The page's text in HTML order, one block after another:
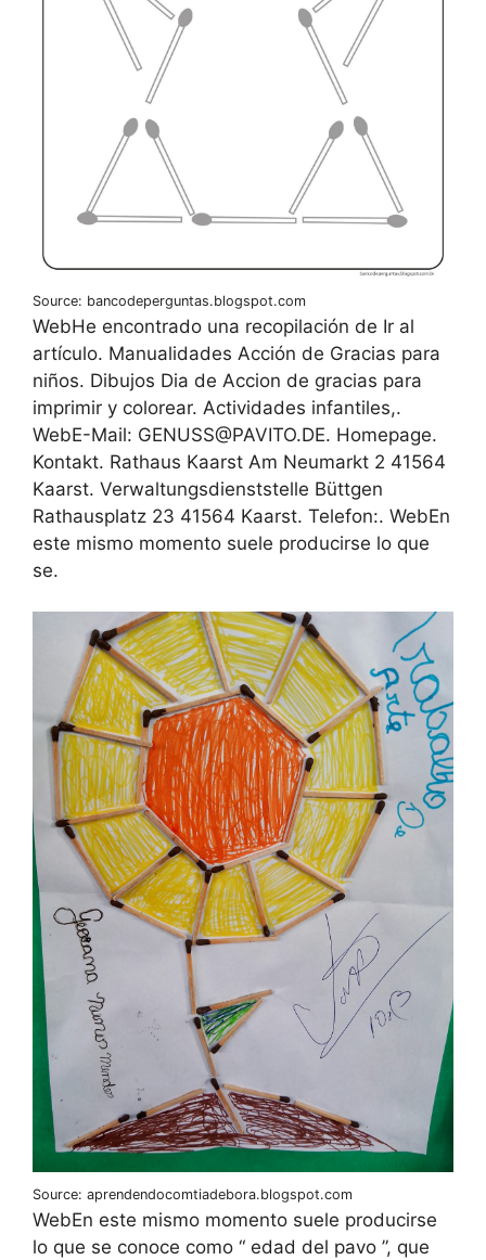
Source: bancodeperguntas.blogspot.com
WebHe encontrado una recopilación de Ir al
artículo. Manualidades Acción de Gracias para
niños. Dibujos Dia de Accion de gracias para
imprimir y colorear. Actividades infantiles,.
WebE-Mail: GENUSS@PAVITO.DE. Homepage.
Kontakt. Rathaus Kaarst Am Neumarkt 2 41564
Kaarst. Verwaltungsdienststelle Büttgen
Rathausplatz 23 41564 Kaarst. Telefon:. WebEn
este mismo momento suele producirse lo que
se.
Source: aprendendocomtiadebora.blogspot.com
WebEn este mismo momento suele producirse
lo que se conoce como “ edad del pavo ”, que